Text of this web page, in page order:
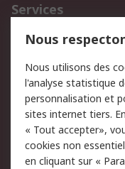
Services
750.000 produits
Retours
Track & trace
Legal
Politique de
Nous
Nous utilisons des
l'analyse statistique
personnalisation et
sites internet tiers.
« Tout accepter»,
cookies non
en cliquant sur «